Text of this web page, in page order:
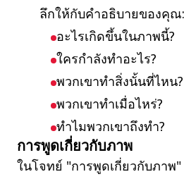
ลึกให้กับคำอธิบายของคุณ:
อะไรเกิดขึ้นในภาพนี้?
ใครกำลังทำอะไร?
พวกเขาทำสิ่งนั้นที่ไหน?
พวกเขาทำเมื่อไหร่?
ทำไมพวกเขาถึงทำ?
การพูดเกี่ยวกับภาพ
ในโจทย์ "การพูดเกี่ยวกับภาพ